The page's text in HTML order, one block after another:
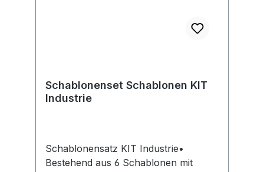
Schablonenset Schablonen KIT
Industrie
Schablonensatz KIT Industrie•
Bestehend aus 6 Schablonen mit